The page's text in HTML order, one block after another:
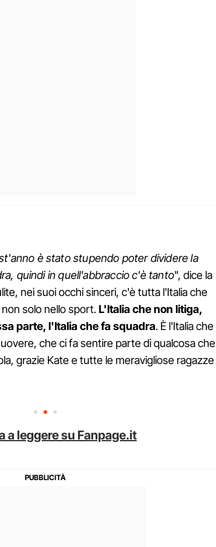
è stato stupendo poter dividere la
quindi in quell'abbraccio c'è tanto", dice la
nei suoi occhi sinceri, c'è tutta l'Italia che
solo nello sport.L'Italia che non litiga,
parte, l'Italia che fa squadra. È l'Italia che
che ci fa sentire parte di qualcosa che
grazie Kate e tutte le meravigliose ragazze
a leggere su Fanpage.it